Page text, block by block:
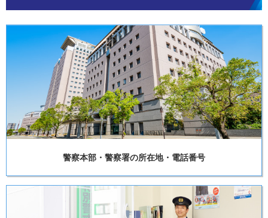
警察本部・警察署の所在地・電話番号